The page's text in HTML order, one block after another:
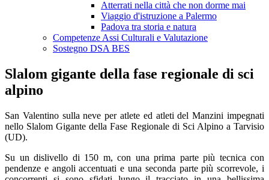
Atterrati nella città che non dorme mai
Viaggio d'istruzione a Palermo
Padova tra storia e natura
Competenze Assi Culturali e Valutazione
Sostegno DSA BES
Slalom gigante della fase regionale di sci
alpino
San Valentino sulla neve per atlete ed atleti del Manzini impegnati
nello Slalom Gigante della Fase Regionale di Sci Alpino a Tarvisio
(UD).
Su un dislivello di 150 m, con una prima parte più tecnica con
pendenze e angoli accentuati e una seconda parte più scorrevole, i